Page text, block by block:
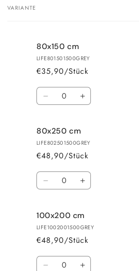
Dein
VARIANTE
80x150 cm
LIFE801501500GREY
€35,90/Stück
Anzahl
Verringere
für
80x150
cm
Erhöhe
80x150
cm
80x250 cm
LIFE802501500GREY
€48,90/Stück
Anzahl
Verringere
für
80x250
cm
Erhöhe
für
80x250
cm
100x200 cm
LIFE1002001500GREY
€48,90/Stück
Anzahl